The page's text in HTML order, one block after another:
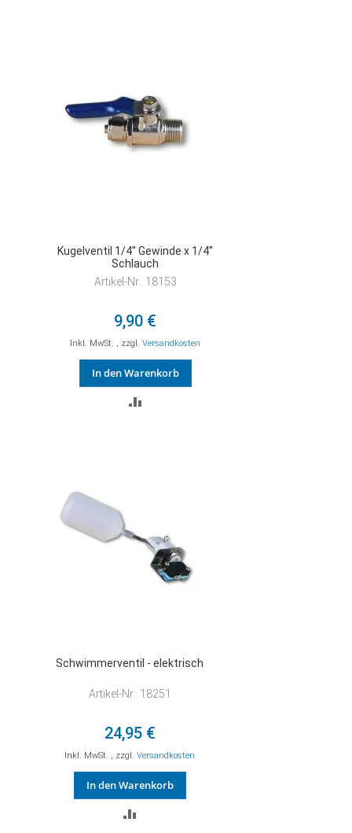
Kugelventil 1/4'' Gewinde x 1/4''
Schlauch
Artikel-Nr.: 18153
9,90 €
Inkl. MwSt. , zzgl.Versandkosten
In den Warenkorb
Schwimmerventil - elektrisch
Artikel-Nr.: 18251
24,95 €
Inkl. MwSt. , zzgl. Versandkosten
In den Warenkorb